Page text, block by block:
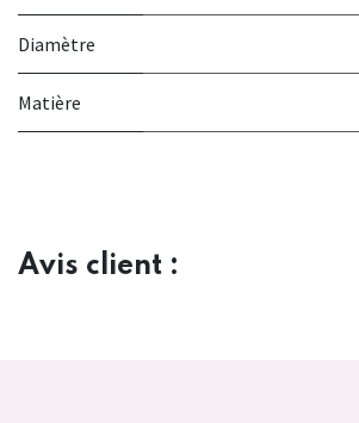
Diamètre
Matière
Avis client :